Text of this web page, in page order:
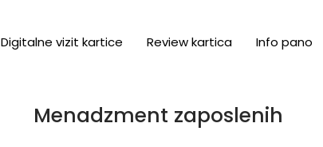
Digitalne vizit kartice Review kartica Info pano
Menadzment zaposlenih